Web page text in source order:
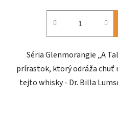
Séria Glenmorangie „A
prírastok, ktorý odráža chuť
tejto whisky - Dr. Billa